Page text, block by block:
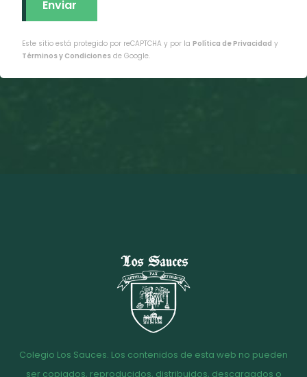
Este sitio está protegido por reCAPTCHA y por la Política de Privacidad y
Términos y Condiciones de Google.
Colegio Los Sauces. Los contenidos de esta web no pueden
ser copiados, reproducidos, distribuidos, descargados o